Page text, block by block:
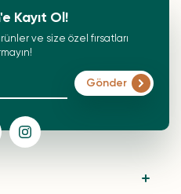
Kayıt Ol!
ve size özel fırsatları
Gönder